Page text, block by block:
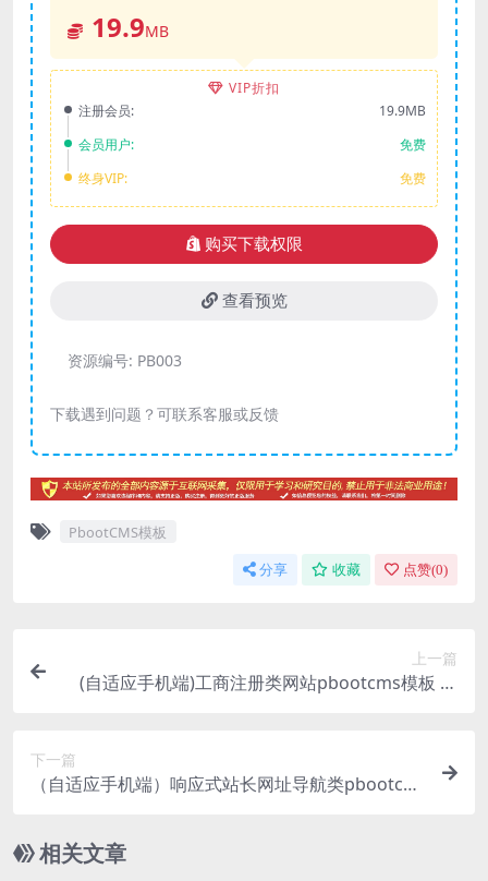
19.9MB
VIP折扣
注册会员:
19.9MB
会员用户:
免费
终身VIP:
免费
购买下载权限
查看预览
资源编号: PB003
下载遇到问题？可联系客服或反馈
PbootCMS模板
分享 收藏 点赞(0)
上一篇
(自适应手机端)工商注册类网站pbootcms模板 财
下一篇
（自适应手机端）响应式站长网址导航类pbootcm
相关文章